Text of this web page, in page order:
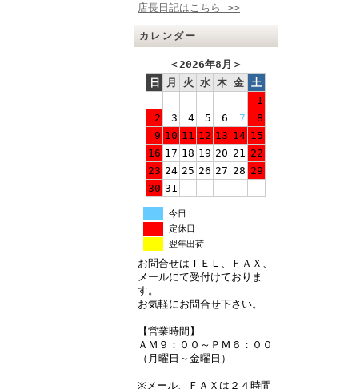
店長日記はこちら >>
カレンダー
＜2026年8月 ＞
日
月 火 水 木 金 土
1
2
3 4 5 6 7
8
9 10 11 12 13 14 15
16 17 18 19 20 21 22
23 24 25 26 27 28 29
30 31
今日
定休日
翌年出荷
お問合せはＴＥＬ、ＦＡＸ、
メールにて受付けておりま
す。
お気軽にお問合せ下さい。
【営業時間】
ＡＭ９：００～ＰＭ６：００
（月曜日～金曜日）
※メール、ＦＡＸは２４時間